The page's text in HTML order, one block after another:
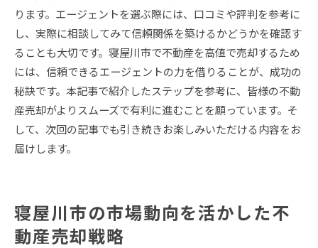
ります。エージェントを選ぶ際には、口コミや評判を参考に
し、実際に相談してみて信頼関係を築けるかどうかを確認す
ることも大切です。寝屋川市で不動産を高値で売却するため
には、信頼できるエージェントの力を借りることが、成功の
秘訣です。本記事で紹介したステップを参考に、皆様の不動
産売却がよりスムーズで有利に進むことを願っています。そ
して、次回の記事でも引き続きお楽しみいただける内容をお
届けします。
寝屋川市の市場動向を活かした不
動産売却戦略